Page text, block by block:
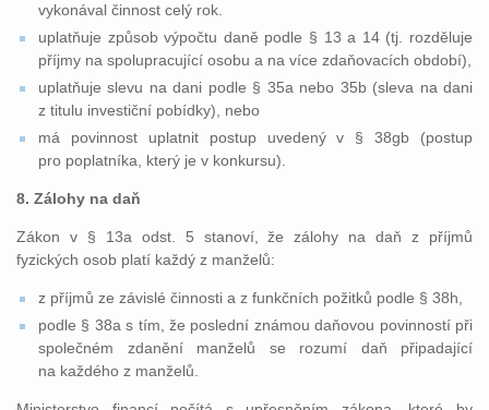
vykonával činnost celý rok.
uplatňuje způsob výpočtu daně podle § 13 a 14 (tj. rozděluje
příjmy na spolupracující osobu a na více zdaňovacích období),
uplatňuje slevu na dani podle § 35a nebo 35b (sleva na dani
z titulu investiční pobídky), nebo
má povinnost uplatnit postup uvedený v § 38gb (postup
pro poplatníka, který je v konkursu).
8. Zálohy na daň
Zákon v § 13a odst. 5 stanoví, že zálohy na daň z příjmů
fyzických osob platí každý z manželů:
z příjmů ze závislé činnosti a z funkčních požitků podle § 38h,
podle § 38a s tím, že poslední známou daňovou povinností při
společném zdanění manželů se rozumí daň připadající
na každého z manželů.